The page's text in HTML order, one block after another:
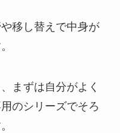
移し替えで中身が
まずは自分がよく
のシリーズでそろ